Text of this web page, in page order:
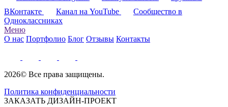
ВКонтакте
Канал на YouTube
Сообщество в
Одноклассниках
Меню
О нас Портфолио Блог Отзывы Контакты
2026© Все права защищены.
Политика конфиденциальности
ЗАКАЗАТЬ ДИЗАЙН-ПРОЕКТ